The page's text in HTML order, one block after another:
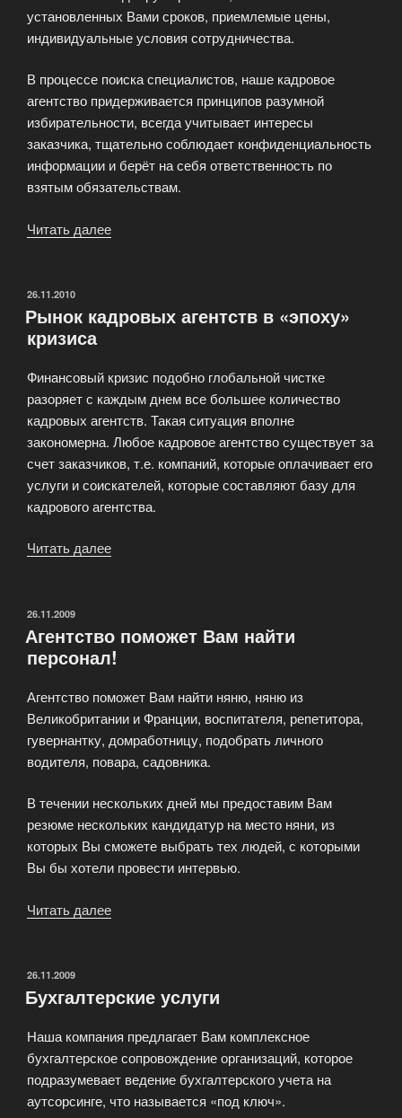
установленных Вами сроков, приемлемые цены,
индивидуальные условия сотрудничества.
В процессе поиска специалистов, наше кадровое
агентство придерживается принципов разумной
избирательности, всегда учитывает интересы
заказчика, тщательно соблюдает конфиденциальность
информации и берёт на себя ответственность по
взятым обязательствам.
Читать далее
ОПУБЛИКОВАНО
26.11.2010
Рынок кадровых агентств в «эпоху»
кризиса
Финансовый кризис подобно глобальной чистке
разоряет с каждым днем все большее количество
кадровых агентств. Такая ситуация вполне
закономерна. Любое кадровое агентство существует за
счет заказчиков, т.е. компаний, которые оплачивает его
услуги и соискателей, которые составляют базу для
кадрового агентства.
Читать далее
«эпоху»
кризиса»
ОПУБЛИКОВАНО
26.11.2009
Агентство поможет Вам найти
персонал!
Агентство поможет Вам найти няню, няню из
Великобритании и Франции, воспитателя, репетитора,
гувернантку, домработницу, подобрать личного
водителя, повара, садовника.
В течении нескольких дней мы предоставим Вам
резюме нескольких кандидатур на место няни, из
которых Вы сможете выбрать тех людей, с которыми
Вы бы хотели провести интервью.
Читать далее
персонал!»
ОПУБЛИКОВАНО
26.11.2009
Бухгалтерские услуги
Наша компания предлагает Вам комплексное
бухгалтерское сопровождение организаций, которое
подразумевает ведение бухгалтерского учета на
аутсорсинге, что называется «под ключ».